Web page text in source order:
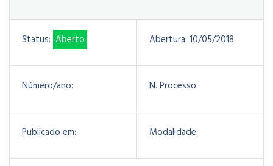
Status: Aberto Abertura: 10/05/2018
Número/ano: N. Processo:
Publicado em: Modalidade: